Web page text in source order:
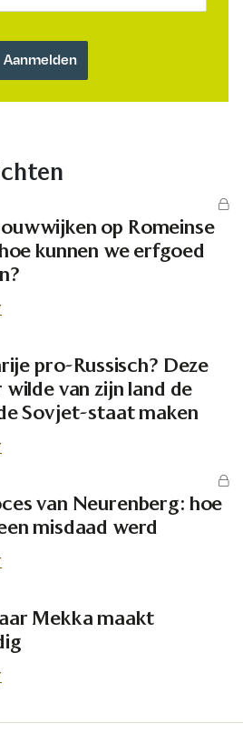
op Romeinse
kunnen we erfgoed
pro-Russisch? Deze
van zijn land de
Sovjet-staat maken
van Neurenberg: hoe
misdaad werd
Mekka maakt